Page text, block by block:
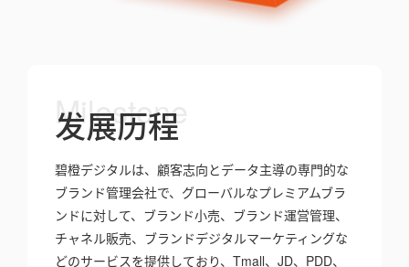
Milestone
发展历程
碧橙デジタルは、顧客志向とデータ主導の専門的な
ブランド管理会社で、グローバルなプレミアムブラ
ンドに対して、ブランド小売、ブランド運営管理、
チャネル販売、ブランドデジタルマーケティングな
どのサービスを提供しており、Tmall、JD、PDD、